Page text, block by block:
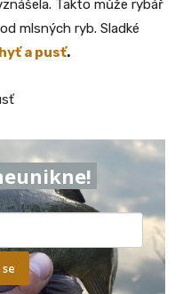
Takto může rybář
mlsných ryb. Sladké
a pusť.